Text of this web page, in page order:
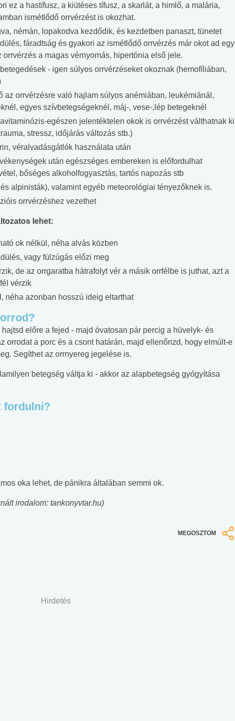
ez a hastífusz, a kiütéses tífusz, a skarlát, a himlő, a malária,
ismétlődő orrvérzést is okozhat.
némán, lopakodva kezdődik, és kezdetben panaszt, tünetet
fáradtság és gyakori az ismétlődő orrvérzés már okot ad egy
a magas vérnyomás, hipertónia első jele.
- igen súlyos orrvérzéseket okoznak (hemofíliában,
az orrvérzésre való hajlam súlyos anémiában, leukémiánál,
egyes szívbetegségeknél, máj-, vese-,lép betegeknél
egészen jelentéktelen okok is orrvérzést válthatnak ki
stressz, időjárás változás stb.)
véralvadásgátlók használata után
után egészséges embereken is előfordulhat
bőséges alkoholfogyasztás, tartós napozás stb
alpinisták), valamint egyéb meteorológiai tényezőknek is.
orrvérzéshez vezethet
lehet:
ok nélkül, néha alvás közben
vagy fülzúgás előzi meg
de az orrgaratba hátrafolyt vér a másik orrfélbe is juthat, azt a
vérzik
néha azonban hosszú ideig eltarthat
előre a fejed - majd óvatosan pár percig a hüvelyk- és
orrodat a porc és a csont határán, majd ellenőrizd, hogy elmúlt-e
Segíthet az orrnyereg jegelése is.
betegség váltja ki - akkor az alapbetegség gyógyítása
fordulni?
oka lehet, de pánikra általában semmi ok.
irodalom: tankonyvtar.hu)
MEGOSZTOM
Hirdetés
#Suli, munka
nyelvvizsga teszt -
No.42
teszt